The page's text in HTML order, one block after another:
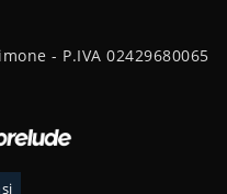
- P.IVA 02429680065